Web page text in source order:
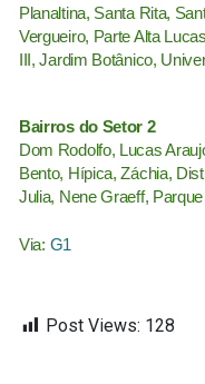
Planaltina, Santa Rita,
Vergueiro, Parte Alta
III, Jardim Botânico,
Bairros do Setor 2
Dom Rodolfo, Lucas
Bento, Hípica, Záchia,
Julia, Nene Graeff,
Via: G1
Post Views: 128